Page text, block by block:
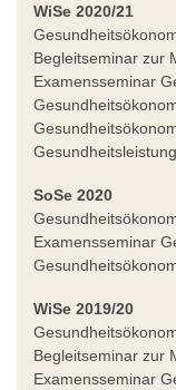
WiSe 2020/21
Begleitseminar zur
Examensseminar
SoSe 2020
Examensseminar
WiSe 2019/20
Begleitseminar zur
Examensseminar